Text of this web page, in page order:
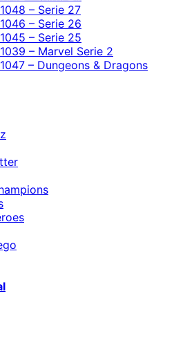
– Serie 27
– Serie 26
– Serie 25
– Marvel Serie 2
– Dungeons & Dragons